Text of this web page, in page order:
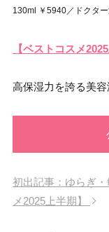
130ml ￥5940／ドクタ
【ベストコスメ
高保湿力を誇る美容
初出記事：ゆらぎ
メ2025上半期】